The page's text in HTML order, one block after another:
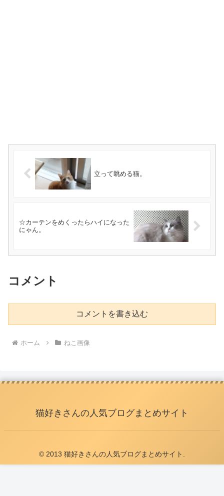
立って眺める猫。
☆カーテンをめくったらハイになった
にゃん。
コメント
コメントを書き込む
ホーム ねこ画像
猫好きさんの人気ブログまとめサイト
© 2013 猫好きさんの人気ブログまとめサイト.